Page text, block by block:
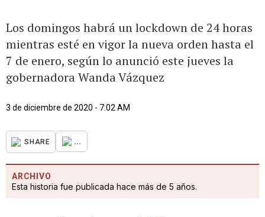
Los domingos habrá un lockdown de 24 horas
mientras esté en vigor la nueva orden hasta el
7 de enero, según lo anunció este jueves la
gobernadora Wanda Vázquez
3 de diciembre de 2020 - 7:02 AM
SHARE ...
ARCHIVO
Esta historia fue publicada hace más de 5 años.